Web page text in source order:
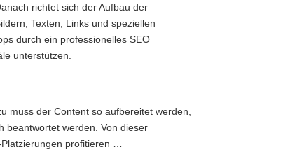
richtet sich der Aufbau der
Texten, Links und speziellen
durch ein professionelles SEO
unterstützen.
muss der Content so aufbereitet werden,
beantwortet werden. Von dieser
profitieren …